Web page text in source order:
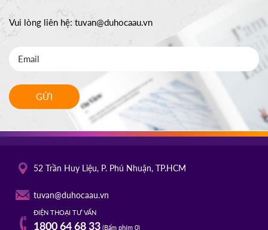
Vui lòng liên hệ: tuvan@duhocaau.vn
GỬI
52 Trần Huy Liệu, P. Phú Nhuận, TP.HCM
tuvan@duhocaau.vn
ĐIỆN THOẠI TƯ VẤN
1800 64 68 33(Bấm phím 0)